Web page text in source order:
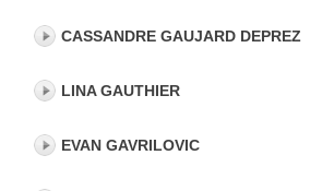
CASSANDRE GAUJARD DEPREZ
LINA GAUTHIER
EVAN GAVRILOVIC